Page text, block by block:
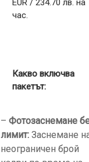
час.
Какво включва
пакетът:
–Фотозаснемане
лимит: Заснемане
неограничен брой